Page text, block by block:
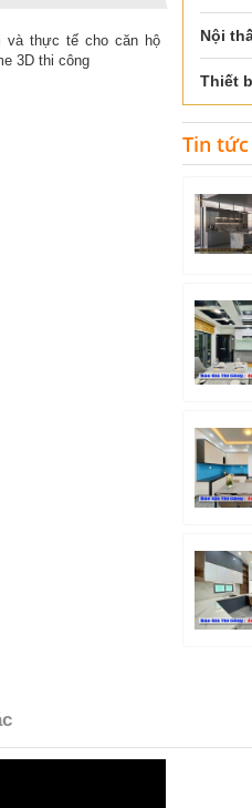
và thực tế cho căn hộ
3D thi công
Nội
Thiết
Tin tức